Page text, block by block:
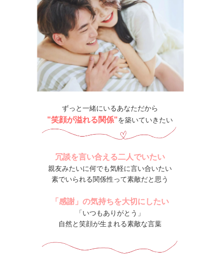
ずっと一緒にいるあなただから
"笑顔が溢れる関係"を築いていきたい
冗談を言い合える二人でいたい
親友みたいに何でも気軽に言い合いたい
素でいられる関係性って素敵だと思う
「感謝」の気持ちを大切にしたい
「いつもありがとう」
自然と笑顔が生まれる素敵な言葉